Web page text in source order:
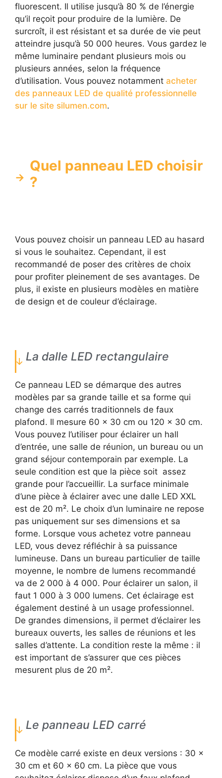
fluorescent. Il utilise jusqu’à 80 % de l’énergie
qu’il reçoit pour produire de la lumière. De
surcroît, il est résistant et sa durée de vie peut
atteindre jusqu’à 50 000 heures. Vous gardez le
même luminaire pendant plusieurs mois ou
plusieurs années, selon la fréquence
d’utilisation. Vous pouvez notamment acheter
des panneaux LED de qualité professionnelle
sur le site silumen.com.
Quel panneau LED choisir
?
Vous pouvez choisir un panneau LED au hasard
si vous le souhaitez. Cependant, il est
recommandé de poser des critères de choix
pour profiter pleinement de ses avantages. De
plus, il existe en plusieurs modèles en matière
de design et de couleur d’éclairage.
La dalle LED rectangulaire
Ce panneau LED se démarque des autres
modèles par sa grande taille et sa forme qui
change des carrés traditionnels de faux
plafond. Il mesure 60 x 30 cm ou 120 x 30 cm.
Vous pouvez l’utiliser pour éclairer un hall
d’entrée, une salle de réunion, un bureau ou un
grand séjour contemporain par exemple. La
seule condition est que la pièce soit assez
grande pour l’accueillir. La surface minimale
d’une pièce à éclairer avec une dalle LED XXL
est de 20 m². Le choix d’un luminaire ne repose
pas uniquement sur ses dimensions et sa
forme. Lorsque vous achetez votre panneau
LED, vous devez réfléchir à sa puissance
lumineuse. Dans un bureau particulier de taille
moyenne, le nombre de lumens recommandé
va de 2 000 à 4 000. Pour éclairer un salon, il
faut 1 000 à 3 000 lumens. Cet éclairage est
également destiné à un usage professionnel.
De grandes dimensions, il permet d’éclairer les
bureaux ouverts, les salles de réunions et les
salles d’attente. La condition reste la même : il
est important de s’assurer que ces pièces
mesurent plus de 20 m².
Le panneau LED carré
Ce modèle carré existe en deux versions : 30 x
30 cm et 60 x 60 cm. La pièce que vous